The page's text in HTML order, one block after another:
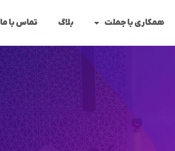
همکاری با جملت بلاگ تماس با ما